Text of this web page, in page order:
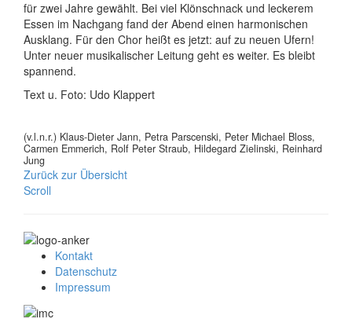
für zwei Jahre gewählt. Bei viel Klönschnack und leckerem
Essen im Nachgang fand der Abend einen harmonischen
Ausklang. Für den Chor heißt es jetzt: auf zu neuen Ufern!
Unter neuer musikalischer Leitung geht es weiter. Es bleibt
spannend.
Text u. Foto: Udo Klappert
(v.l.n.r.) Klaus-Dieter Jann, Petra Parscenski, Peter Michael Bloss,
Carmen Emmerich, Rolf Peter Straub, Hildegard Zielinski, Reinhard
Jung
Zurück zur Übersicht
Scroll
Kontakt
Datenschutz
Impressum